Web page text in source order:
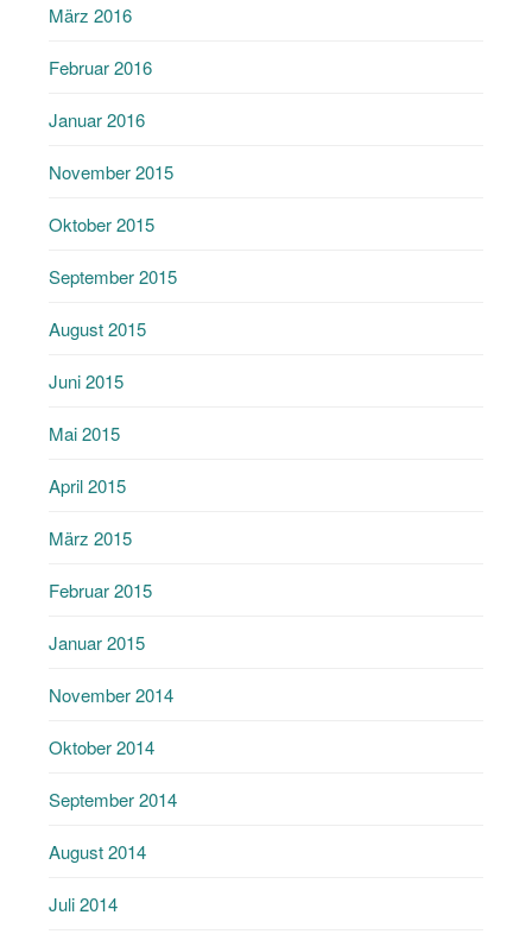
März 2016
Februar 2016
Januar 2016
November 2015
Oktober 2015
September 2015
August 2015
Juni 2015
Mai 2015
April 2015
März 2015
Februar 2015
Januar 2015
November 2014
Oktober 2014
September 2014
August 2014
Juli 2014